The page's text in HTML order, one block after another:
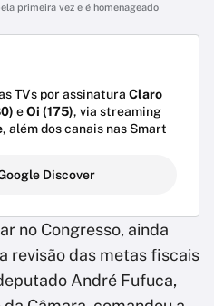
primeira vez e é homenageado
TVs por assinatura Claro
eOi (175), via streaming
, além dos canais nas Smart
Discover
no Congresso, ainda
revisão das metas fiscais
André Fufuca,